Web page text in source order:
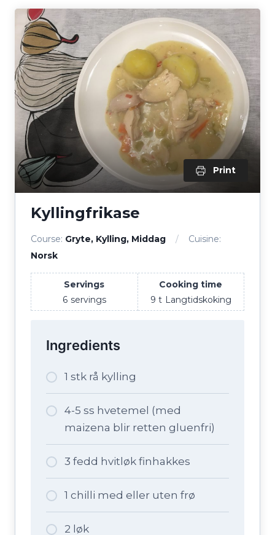
Print
Kyllingfrikase
Course: Gryte, Kylling, Middag
Cuisine:
Norsk
Servings
6 servings
Cooking time
9 t Langtidskoking
Ingredients
1 stk rå kylling
4-5 ss hvetemel (med
maizena blir retten gluenfri)
3 fedd hvitløk finhakkes
1 chilli med eller uten frø
2 løk